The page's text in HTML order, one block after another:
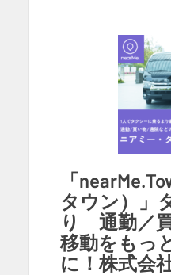
「
タウン）」
り 通勤／
移動をもっ
に！株式会